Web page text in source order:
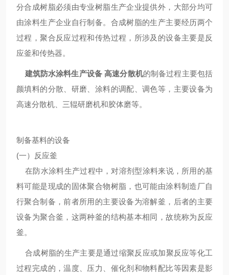
分合成树脂必须由专业树脂生产企业提供外，大部分均可
由涂料生产企业自行制备。合成树脂的生产主要经历两个
过程，聚合反应过程和传热过程，所涉及的设备主要是反
应釜和传热器。
建筑防水涂料生产设备 高速分散机的制备过程主要包括
颜填料的分散、研磨、涂料的调配、调色等，主要设备为
高速分散机、三辊研磨机和胶体磨等。
制备基料的设备
(一）反应釜
在防水涂料生产过程中，对溶剂型涂料来说，所用的基
料可能是现成的固体聚合物树脂，也可能由涂料制造厂自
行聚合制备，前者所用的主要设备为溶解釜，后者的主要
设备为聚合釜，这两种釜的结构基本相同，故统称为反应
釜。
合成树脂的生产主要是通过缩聚反应或加聚反应等化工
过程完成的，温度、压力、催化剂和物料配比等因素是影